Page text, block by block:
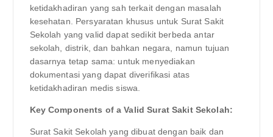
ketidakhadiran yang sah terkait dengan masalah
kesehatan. Persyaratan khusus untuk Surat Sakit
Sekolah yang valid dapat sedikit berbeda antar
sekolah, distrik, dan bahkan negara, namun tujuan
dasarnya tetap sama: untuk menyediakan
dokumentasi yang dapat diverifikasi atas
ketidakhadiran medis siswa.
Key Components of a Valid Surat Sakit Sekolah:
Surat Sakit Sekolah yang dibuat dengan baik dan